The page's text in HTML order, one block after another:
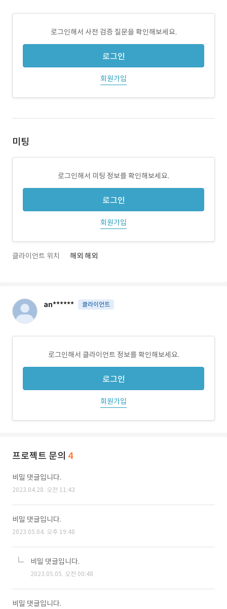
로그인해서 사전 검증 질문을 확인해보세요.
로그인
회원가입
미팅
로그인해서 미팅 정보를 확인해보세요.
로그인
회원가입
클라이언트 위치 해외 해외
an****** 클라이언트
로그인해서 클라이언트 정보를 확인해보세요.
로그인
회원가입
프로젝트 문의 4
비밀 댓글입니다.
2023.04.28. 오전 11:43
비밀 댓글입니다.
2023.05.04. 오후 19:48
비밀 댓글입니다.
2023.05.05. 오전 00:48
비밀 댓글입니다.